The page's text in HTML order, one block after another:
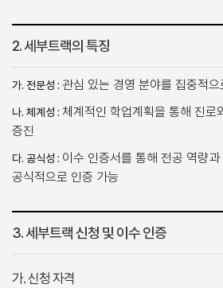
2. 세부트랙의 특징
가. 전문성 : 관심 있는 경영 분야를 집중적
나. 체계성 : 체계적인 학업계획을 통해 진로
증진
다. 공식성 : 이수 인증서를 통해 전공 역량
공식적으로 인증 가능
3. 세부트랙 신청 및 이수 인증
가. 신청 자격